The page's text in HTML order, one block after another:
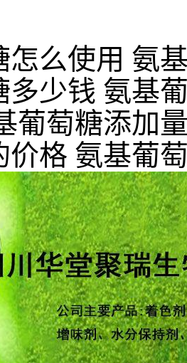
怎么使用 氨
多少钱 氨基
葡萄糖添加
价格 氨基葡